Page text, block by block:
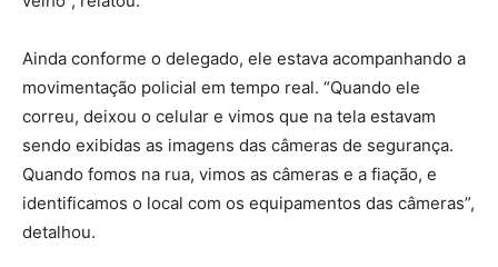
Ainda conforme o delegado, ele estava acompanhando a
movimentação policial em tempo real. “Quando ele
correu, deixou o celular e vimos que na tela estavam
sendo exibidas as imagens das câmeras de segurança.
Quando fomos na rua, vimos as câmeras e a fiação, e
identificamos o local com os equipamentos das câmeras”,
detalhou.